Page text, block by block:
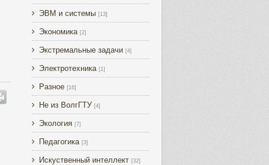
ЭВМ и системы [13]
Экономика [2]
Экстремальные задачи [4]
Электротехника [1]
Разное [16]
Не из ВолгГТУ [4]
Экология [7]
Педагогика [3]
Искуственный интеллект [32]